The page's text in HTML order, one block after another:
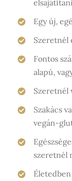
elsajátítani
Egy új,
Fontos
alapú,
Szeretnél
Szakács
vegán-
szeretnél